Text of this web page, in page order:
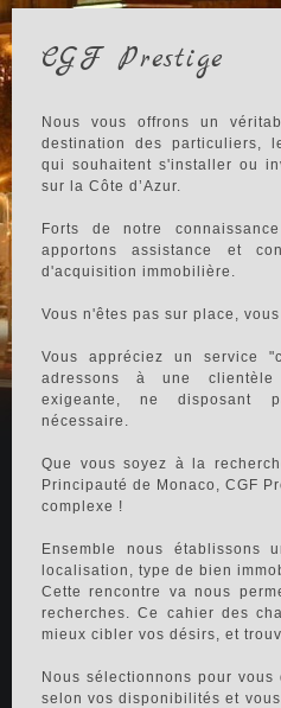
CGF Prestige
Nous vous offrons un
destination des particuliers,
qui souhaitent s'installer ou
sur la Côte d’Azur.
Forts de notre
apportons assistance et
d'acquisition immobilière.
Vous n'êtes pas sur place,
Vous appréciez un service
adressons à une
exigeante, ne disposant
nécessaire.
Que vous soyez à la
Principauté de Monaco, CGF
complexe !
Ensemble nous établissons
localisation, type de bien
Cette rencontre va nous
recherches. Ce cahier des
mieux cibler vos désirs, et
Nous sélectionnons pour
selon vos disponibilités et